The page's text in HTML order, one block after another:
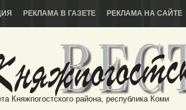
РЕКЛАМА В ГАЗЕТЕ РЕКЛАМА НА САЙТЕ
Княжпогостского района, республика Коми